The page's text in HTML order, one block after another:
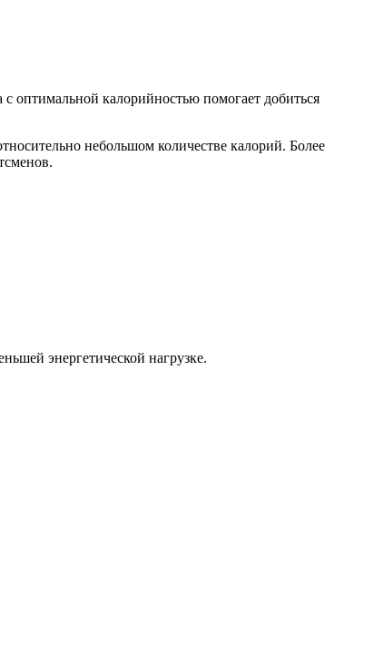
оптимальной калорийностью помогает добиться
небольшом количестве калорий. Более
энергетической нагрузке.